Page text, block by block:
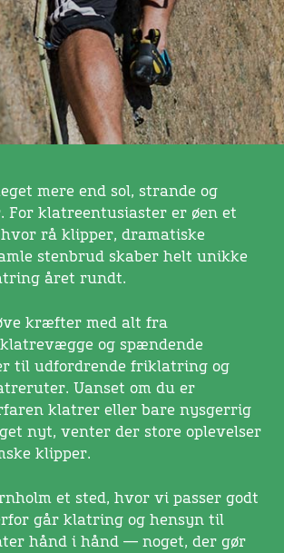
mere end sol, strande og
For klatreentusiaster er øen et
rå klipper, dramatiske
stenbrud skaber helt unikke
året rundt.
kræfter med alt fra
og spændende
til udfordrende friklatring og
Uanset om du er
klatrer eller bare nysgerrig
nyt, venter der store oplevelser
klipper.
et sted, hvor vi passer godt
går klatring og hensyn til
hånd i hånd — noget, der gør